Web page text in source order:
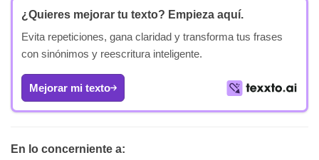
¿Quieres mejorar tu texto? Empieza aquí.
Evita repeticiones, gana claridad y transforma tus frases
con sinónimos y reescritura inteligente.
Mejorar mi texto
En lo concerniente a: